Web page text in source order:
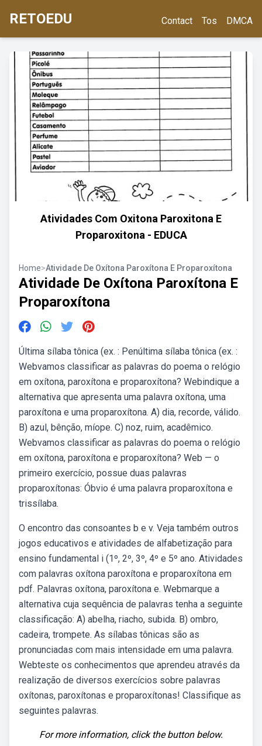
RETOEDU Contact Tos DMCA
Atividades Com Oxitona Paroxitona E
Proparoxitona - EDUCA
Home>Atividade De Oxítona Paroxítona E Proparoxítona
Atividade De Oxítona Paroxítona E
Proparoxítona
Última sílaba tônica (ex. : Penúltima sílaba tônica (ex. :
Webvamos classificar as palavras do poema o relógio
em oxítona, paroxítona e proparoxítona? Webindique a
alternativa que apresenta uma palavra oxítona, uma
paroxítona e uma proparoxítona. A) dia, recorde, válido.
B) azul, bênção, míope. C) noz, ruim, acadêmico.
Webvamos classificar as palavras do poema o relógio
em oxítona, paroxítona e proparoxítona? Web — o
primeiro exercício, possue duas palavras
proparoxítonas: Óbvio é uma palavra proparoxítona e
trissílaba.
O encontro das consoantes b e v. Veja também outros
jogos educativos e atividades de alfabetização para
ensino fundamental i (1º, 2º, 3º, 4º e 5º ano. Atividades
com palavras oxítona paroxítona e proparoxítona em
pdf. Palavras oxítona, paroxítona e. Webmarque a
alternativa cuja sequência de palavras tenha a seguinte
classificação: A) abelha, riacho, subida. B) ombro,
cadeira, trompete. As sílabas tônicas são as
pronunciadas com mais intensidade em uma palavra.
Webteste os conhecimentos que aprendeu através da
realização de diversos exercícios sobre palavras
oxítonas, paroxítonas e proparoxítonas! Classifique as
seguintes palavras.
For more information, click the button below.